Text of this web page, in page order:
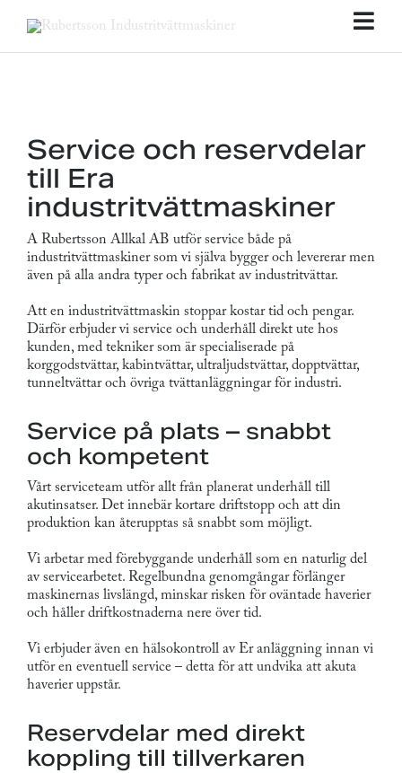
Service och reservdelar
till Era
industritvättmaskiner
A Rubertsson Allkal AB utför service både på
industritvättmaskiner som vi själva bygger och levererar men
även på alla andra typer och fabrikat av industritvättar.
Att en industritvättmaskin stoppar kostar tid och pengar.
Därför erbjuder vi service och underhåll direkt ute hos
kunden, med tekniker som är specialiserade på
korggodstvättar, kabintvättar, ultraljudstvättar, dopptvättar,
tunneltvättar och övriga tvättanläggningar för industri.
Service på plats – snabbt
och kompetent
Vårt serviceteam utför allt från planerat underhåll till
akutinsatser. Det innebär kortare driftstopp och att din
produktion kan återupptas så snabbt som möjligt.
Vi arbetar med förebyggande underhåll som en naturlig del
av servicearbetet. Regelbundna genomgångar förlänger
maskinernas livslängd, minskar risken för oväntade haverier
och håller driftkostnaderna nere över tid.
Vi erbjuder även en hälsokontroll av Er anläggning innan vi
utför en eventuell service – detta för att undvika att akuta
haverier uppstår.
Reservdelar med direkt
koppling till tillverkaren